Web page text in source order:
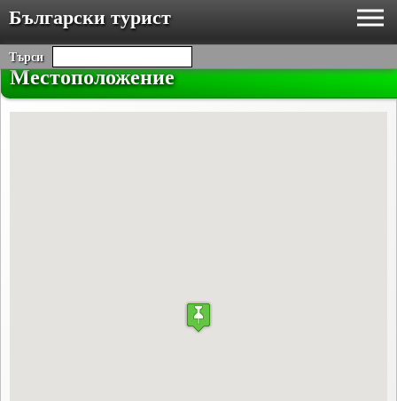
Български турист
Търси
Местоположение